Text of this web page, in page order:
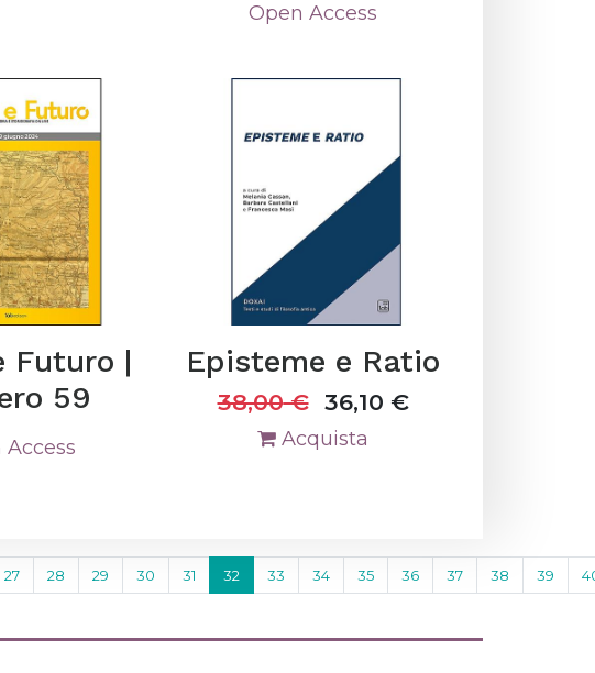
Open Access
Futuro |
59
Access
Episteme e Ratio
38,00€ 36,10 €
Acquista
27 28 29 30 31 32 33 34 35 36 37 38 39